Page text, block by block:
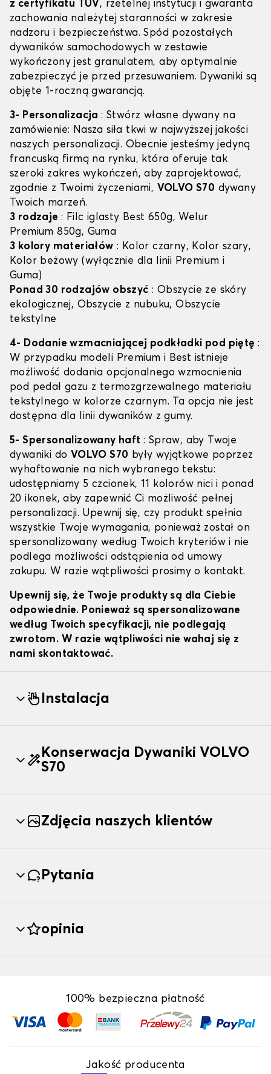
z certyfikatu TÜV, rzetelnej instytucji i gwaranta
zachowania należytej staranności w zakresie
nadzoru i bezpieczeństwa. Spód pozostałych
dywaników samochodowych w zestawie
wykończony jest granulatem, aby optymalnie
zabezpieczyć je przed przesuwaniem. Dywaniki są
objęte 1-roczną gwarancją.
3- Personalizacja: Stwórz własne dywany na
zamówienie: Nasza siła tkwi w najwyższej jakości
naszych personalizacji. Obecnie jesteśmy jedyną
francuską firmą na rynku, która oferuje tak
szeroki zakres wykończeń, aby zaprojektować,
zgodnie z Twoimi życzeniami, VOLVO S70 dywany
Twoich marzeń.
3 rodzaje : Filc iglasty Best 650g, Welur
Premium 850g, Guma
3 kolory materiałów : Kolor czarny, Kolor szary,
Kolor beżowy (wyłącznie dla linii Premium i
Guma)
Ponad 30 rodzajów obszyć : Obszycie ze skóry
ekologicznej, Obszycie z nubuku, Obszycie
tekstylne
4- Dodanie wzmacniającej podkładki pod piętę :
W przypadku modeli Premium i Best istnieje
możliwość dodania opcjonalnego wzmocnienia
pod pedał gazu z termozgrzewalnego materiału
tekstylnego w kolorze czarnym. Ta opcja nie jest
dostępna dla linii dywaników z gumy.
5- Spersonalizowany haft : Spraw, aby Twoje
dywaniki do VOLVO S70 były wyjątkowe poprzez
wyhaftowanie na nich wybranego tekstu:
udostępniamy 5 czcionek, 11 kolorów nici i ponad
20 ikonek, aby zapewnić Ci możliwość pełnej
personalizacji. Upewnij się, czy produkt spełnia
wszystkie Twoje wymagania, ponieważ został on
spersonalizowany według Twoich kryteriów i nie
podlega możliwości odstąpienia od umowy
zakupu. W razie wątpliwości prosimy o kontakt.
Upewnij się, że Twoje produkty są dla Ciebie
odpowiednie. Ponieważ są spersonalizowane
według Twoich specyfikacji, nie podlegają
zwrotom. W razie wątpliwości nie wahaj się z
nami skontaktować.
Instalacja
Konserwacja Dywaniki VOLVO
S70
Zdjęcia naszych klientów
Pytania
opinia
100% bezpieczna płatność
Jakość producenta